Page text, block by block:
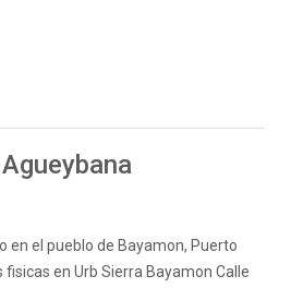
en el pueblo de Bayamon, Puerto
en Urb Sierra Bayamon Calle